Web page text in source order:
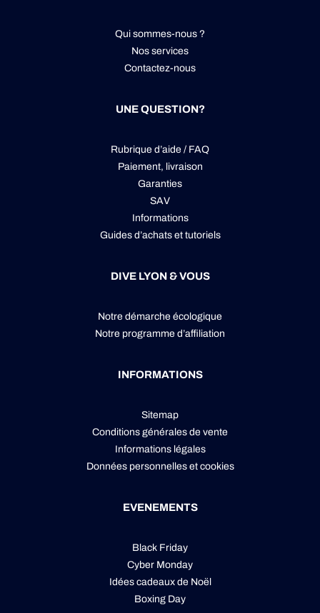
Qui sommes-nous ?
Nos services
Contactez-nous
UNE QUESTION?
Rubrique d’aide / FAQ
Paiement, livraison
Garanties
SAV
Informations
Guides d’achats et tutoriels
DIVE LYON & VOUS
Notre démarche écologique
Notre programme d’affiliation
INFORMATIONS
Sitemap
Conditions générales de vente
Informations légales
Données personnelleset cookies
EVENEMENTS
Black Friday
Cyber Monday
Idées cadeaux de Noël
Boxing Day